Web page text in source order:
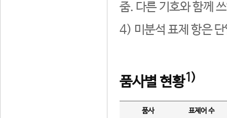
줌. 다른 기호와 함께
4) 미분석 표제 항은
품사별 현황1)
품사 표제어 수